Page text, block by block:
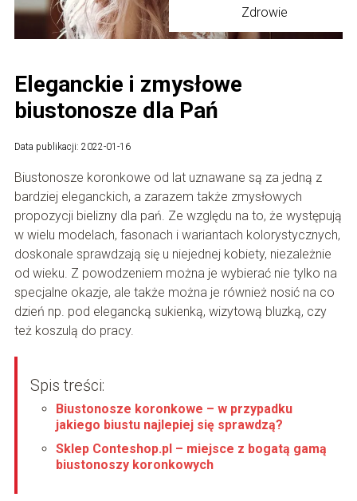
Zdrowie
Eleganckie i zmysłowe
biustonosze dla Pań
Data publikacji: 2022-01-16
Biustonosze koronkowe od lat uznawane są za jedną z
bardziej eleganckich, a zarazem także zmysłowych
propozycji bielizny dla pań. Ze względu na to, że występują
w wielu modelach, fasonach i wariantach kolorystycznych,
doskonale sprawdzają się u niejednej kobiety, niezależnie
od wieku. Z powodzeniem można je wybierać nie tylko na
specjalne okazje, ale także można je również nosić na co
dzień np. pod elegancką sukienką, wizytową bluzką, czy
też koszulą do pracy.
Spis treści:
Biustonosze koronkowe – w przypadku
jakiego biustu najlepiej się sprawdzą?
Sklep Conteshop.pl – miejsce z bogatą gamą
biustonoszy koronkowych